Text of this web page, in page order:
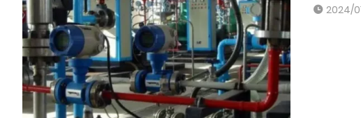
2024/